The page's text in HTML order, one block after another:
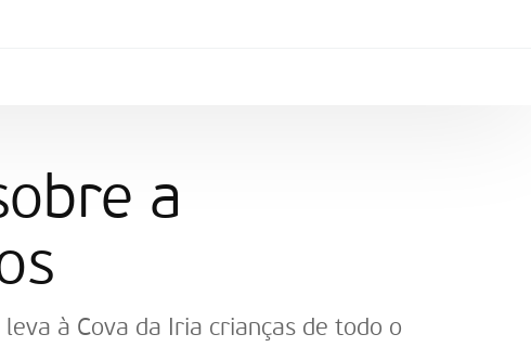
a
à Cova da Iria crianças de todo o